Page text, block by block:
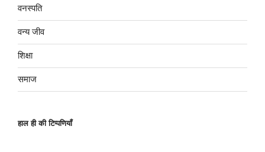
वनस्पति
वन्य जीव
शिक्षा
समाज
हाल ही की टिप्पणियाँ